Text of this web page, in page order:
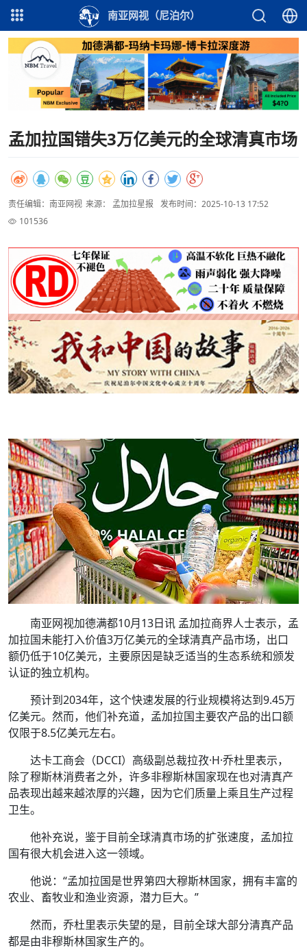
南亚网视（尼泊尔）
孟加拉国错失3万亿美元的全球清真市场
责任编辑：南亚网视 来源： 孟加拉星报
发布时间：2025-10-13 17:52
101536
南亚网视加德满都10月13日讯 孟加拉商界人士表示，孟
加拉国未能打入价值3万亿美元的全球清真产品市场，出口
额仍低于10亿美元，主要原因是缺乏适当的生态系统和颁发
认证的独立机构。
预计到2034年，这个快速发展的行业规模将达到9.45万
亿美元。然而，他们补充道，孟加拉国主要农产品的出口额
仅限于8.5亿美元左右。
达卡工商会（DCCI）高级副总裁拉孜·H·乔杜里表示，
除了穆斯林消费者之外，许多非穆斯林国家现在也对清真产
品表现出越来越浓厚的兴趣，因为它们质量上乘且生产过程
卫生。
他补充说，鉴于目前全球清真市场的扩张速度，孟加拉
国有很大机会进入这一领域。
他说：“孟加拉国是世界第四大穆斯林国家，拥有丰富的
农业、畜牧业和渔业资源，潜力巨大。”
然而，乔杜里表示失望的是，目前全球大部分清真产品
都是由非穆斯林国家生产的。